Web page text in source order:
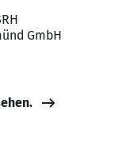
GmbH